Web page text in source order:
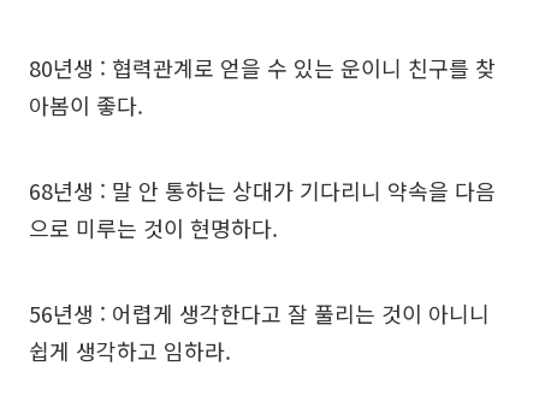
80년생 : 협력관계로 얻을 수 있는 운이니 친구를 찾
아봄이 좋다.
68년생 : 말 안 통하는 상대가 기다리니 약속을 다음
으로 미루는 것이 현명하다.
56년생 : 어렵게 생각한다고 잘 풀리는 것이 아니니
쉽게 생각하고 임하라.